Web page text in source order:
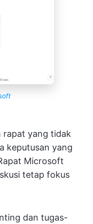
rapat yang tidak
keputusan yang
Microsoft
tetap fokus
dan tugas-